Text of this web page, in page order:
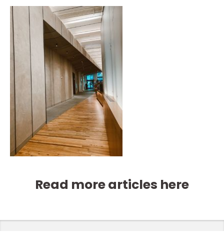
Read more articles here